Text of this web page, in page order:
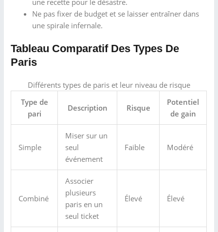
une recette pour le désastre.
Ne pas fixer de budget et se laisser entraîner dans
une spirale infernale.
Tableau Comparatif Des Types De
Paris
Différents types de paris et leur niveau de risque
Type de
pari
Description Risque
Potentiel
de gain
Simple
Miser sur un
seul
événement
Faible Modéré
Combiné
Associer
plusieurs
paris en un
seul ticket
Élevé Élevé